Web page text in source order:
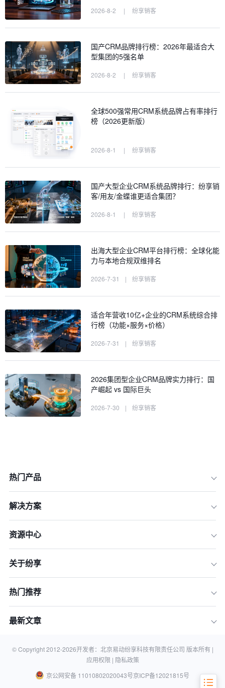
评估框架
2026-8-2 | 纷享销客
国产CRM品牌排行榜：2026年最适合大
型集团的5强名单
2026-8-2 | 纷享销客
全球500强常用CRM系统品牌占有率排行
榜（2026更新版）
2026-8-1 | 纷享销客
国产大型企业CRM系统品牌排行：纷享销
客/用友/金蝶谁更适合集团？
2026-8-1 | 纷享销客
出海大型企业CRM平台排行榜：全球化能
力与本地合规双维排名
2026-7-31 | 纷享销客
适合年营收10亿+企业的CRM系统综合排
行榜（功能×服务×价格）
2026-7-31 | 纷享销客
2026集团型企业CRM品牌实力排行：国
产崛起 vs 国际巨头
2026-7-30 | 纷享销客
热门产品
解决方案
资源中心
关于纷享
热门推荐
最新文章
© Copyright 2012-2026开发者：北京易动纷享科技有限责任公司 版本所有 |
应用权限 | 隐私政策
京公网安备 11010802020043号京ICP备12021815号